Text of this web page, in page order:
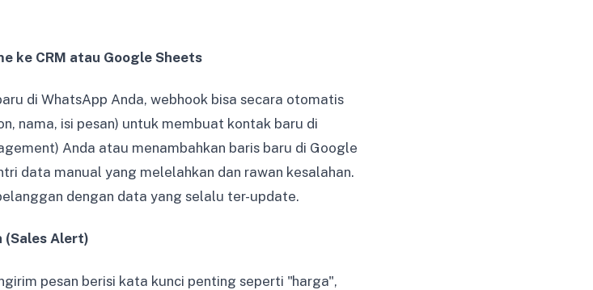
ke CRM atau Google Sheets
di WhatsApp Anda, webhook bisa secara otomatis
nama, isi pesan) untuk membuat kontak baru di
Anda atau menambahkan baris baru di Google
data manual yang melelahkan dan rawan kesalahan.
dengan data yang selalu ter-update.
(Sales Alert)
pesan berisi kata kunci penting seperti "harga",